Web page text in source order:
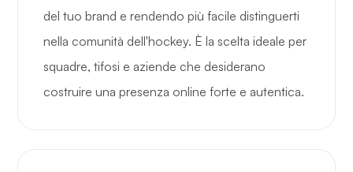
del tuo brand e rendendo più facile distinguerti
nella comunità dell'hockey. È la scelta ideale per
squadre, tifosi e aziende che desiderano
costruire una presenza online forte e autentica.